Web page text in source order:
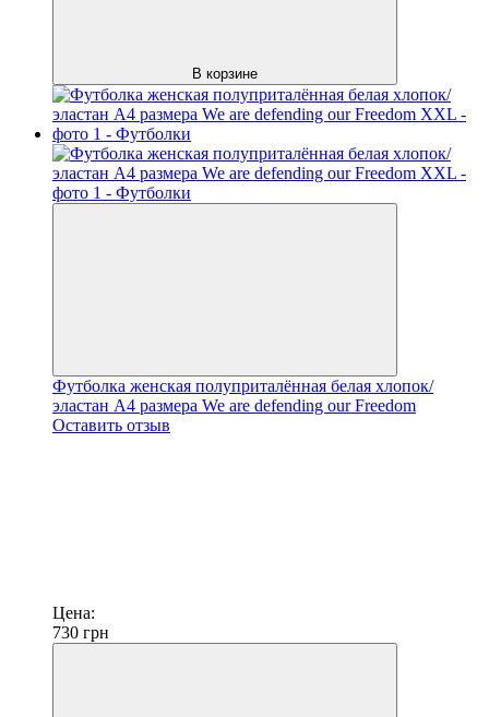
В корзине
Футболка женская полуприталённая белая хлопок/
эластан А4 размера We are defending our Freedom
Оставить отзыв
Цена:
730 грн